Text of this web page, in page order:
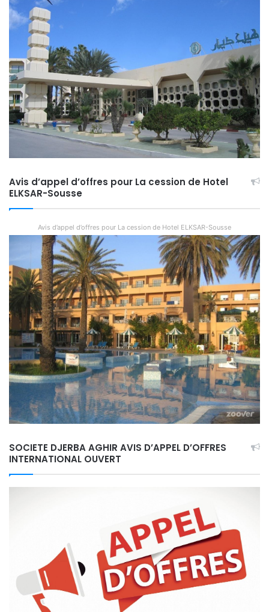
Avis d’appel d’offres pour La cession de Hotel
ELKSAR-Sousse
Avis d’appel d’offres pour La cession de Hotel ELKSAR-Sousse
SOCIETE DJERBA AGHIR AVIS D’APPEL D’OFFRES
INTERNATIONAL OUVERT